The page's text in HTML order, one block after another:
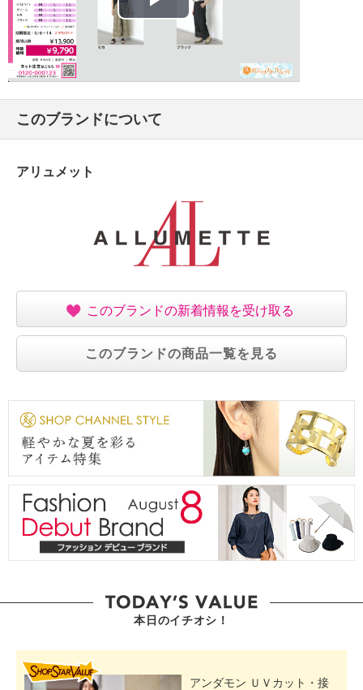
【メンテナンス（ケアラベル）】
＜オフホワイト、グリーン、モカ＞長時間照射による
変退色注意
＜オフホワイト、グリーン、モカ、ブラック＞ネット
使用
＜ブラック＞摩擦による色落ち、色移り注意
・個体差あり
Play
Video
このブランドについて
アリュメット
このブランドの新着情報を受け取る
このブランドの商品一覧を見る
本日のイチオシ！
アンダモン ＵＶカット・接